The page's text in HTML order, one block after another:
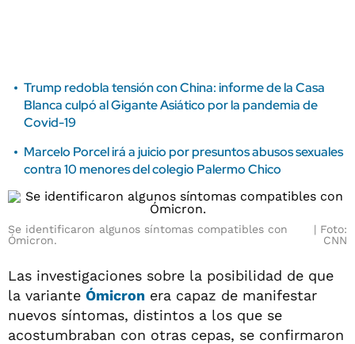
Trump redobla tensión con China: informe de la Casa
Blanca culpó al Gigante Asiático por la pandemia de
Covid-19
Marcelo Porcel irá a juicio por presuntos abusos sexuales
contra 10 menores del colegio Palermo Chico
Se identificaron algunos síntomas compatibles con
Ómicron.
Foto:
CNN
Las investigaciones sobre la posibilidad de que
la variante Ómicron era capaz de manifestar
nuevos síntomas, distintos a los que se
acostumbraban con otras cepas, se confirmaron